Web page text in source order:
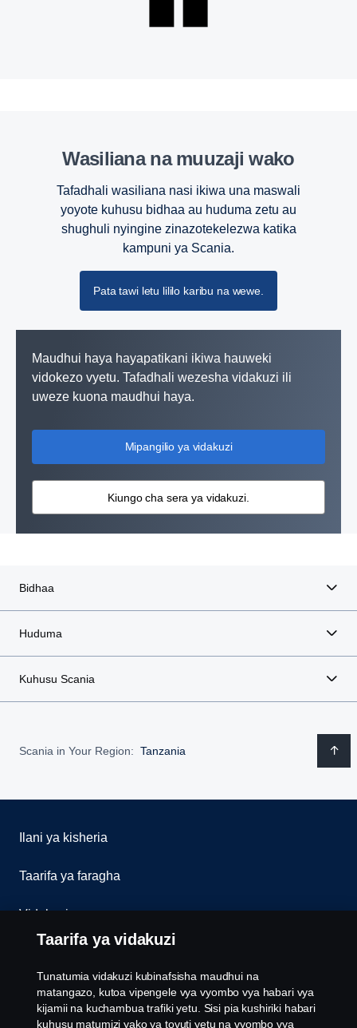
Wasiliana na muuzaji wako
Tafadhali wasiliana nasi ikiwa una maswali
yoyote kuhusu bidhaa au huduma zetu au
shughuli nyingine zinazotekelezwa katika
kampuni ya Scania.
Pata tawi letu lililo karibu na wewe.
Maudhui haya hayapatikani ikiwa hauweki
vidokezo vyetu. Tafadhali wezesha vidakuzi ili
uweze kuona maudhui haya.
Mipangilio ya vidakuzi
Kiungo cha sera ya vidakuzi.
Bidhaa
Huduma
Kuhusu Scania
Scania in Your Region: Tanzania
Ilani ya kisheria
Taarifa ya faragha
Vidakuzi
Wasiliana nasi
Whistleblowing
Taarifa ya vidakuzi
Tunatumia vidakuzi kubinafsisha maudhui na
matangazo, kutoa vipengele vya vyombo vya habari vya
kijamii na kuchambua trafiki yetu. Sisi pia kushiriki habari
kuhusu matumizi yako ya tovuti yetu na vyombo vya